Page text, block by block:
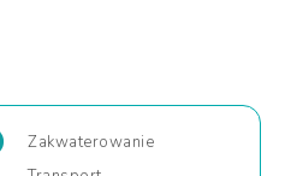
Zakwaterowanie